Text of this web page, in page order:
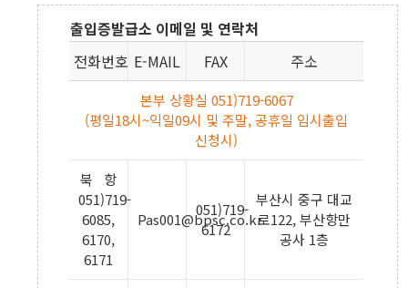
출입증발급소 이메일 및 연락처
전화번호 E-MAIL FAX 주소
본부 상황실 051)719-6067
(평일18시~익일09시 및 주말, 공휴일 임시출입
신청시)
북 항
051)719-
6085,
6170,
6171
Pas001@bpsc.co.kr
051)719-
6172
부산시 중구 대교
로122, 부산항만
공사 1층